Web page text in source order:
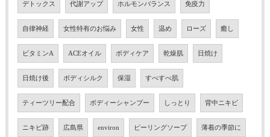
デトックス 代謝アップ ホルモンバランス 免疫力
自律神経 女性特有のお悩み 女性 温め ローズ 癒し
ビタミンA ACEオイル ボディケア 乾燥肌 日焼け
日焼け後 ボディシルク 保湿 すべすべ肌
ティーツリー配合 ボディーシャンプー しっとり 背中ニキビ
ニキビ跡 広島県 environ ピーリングソープ 薄着の季節に